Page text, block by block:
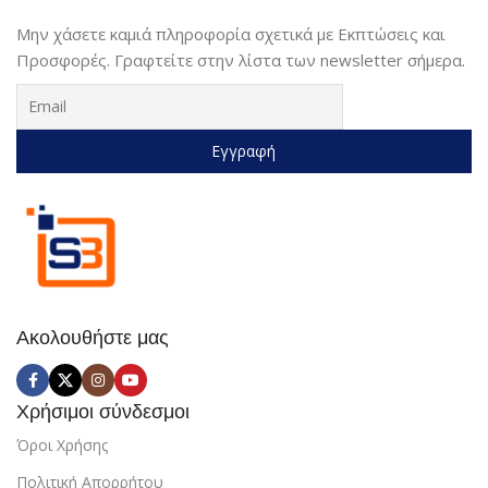
Ακολουθήστε μας
Χρήσιμοι σύνδεσμοι
Όροι Χρήσης
Πολιτική Απορρήτου
Μην χάσετε καμιά πληροφορία σχετικά με Εκπτώσεις και
Προσφορές. Γραφτείτε στην λίστα των newsletter σήμερα.